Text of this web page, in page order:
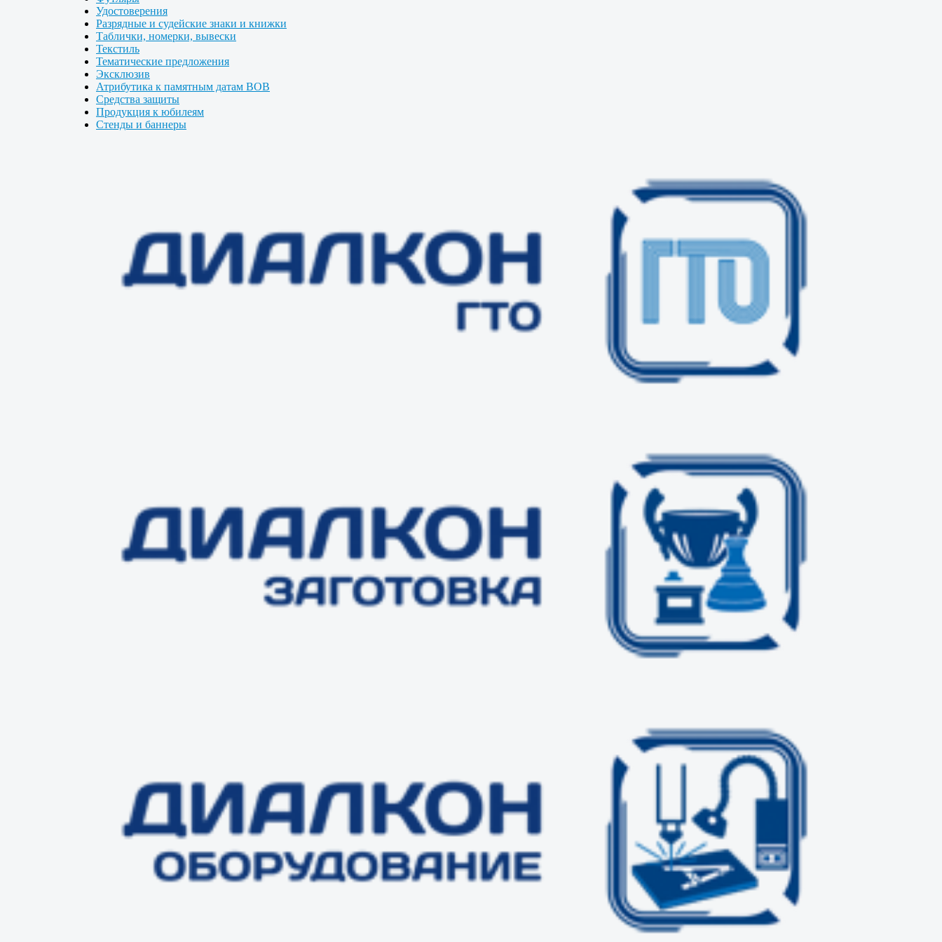
Удостоверения
Разрядные и судейские знаки и книжки
Таблички, номерки, вывески
Текстиль
Тематические предложения
Эксклюзив
Атрибутика к памятным датам ВОВ
Средства защиты
Продукция к юбилеям
Стенды и баннеры